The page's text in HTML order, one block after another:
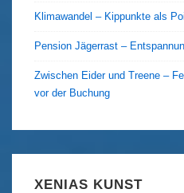
Klimawandel – Kippunkte als
Pension Jägerrast –
Zwischen Eider und Treene –
vor der Buchung
XENIAS KUNST